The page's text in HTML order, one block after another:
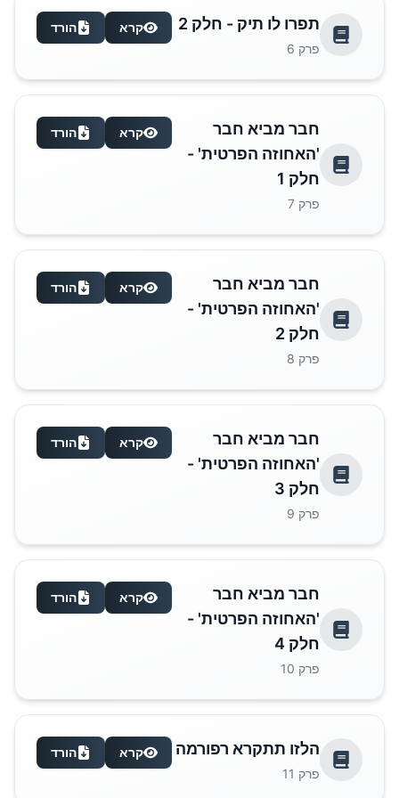
תפרו לו תיק - חלק 2
פרק 6
קרא הורד
חבר מביא חבר
'האחוזה הפרטית' -
חלק 1
פרק 7
קרא הורד
חבר מביא חבר
'האחוזה הפרטית' -
חלק 2
פרק 8
קרא הורד
חבר מביא חבר
'האחוזה הפרטית' -
חלק 3
פרק 9
קרא הורד
חבר מביא חבר
'האחוזה הפרטית' -
חלק 4
פרק 10
קרא הורד
הלזו תתקרא רפורמה
פרק 11
קרא הורד